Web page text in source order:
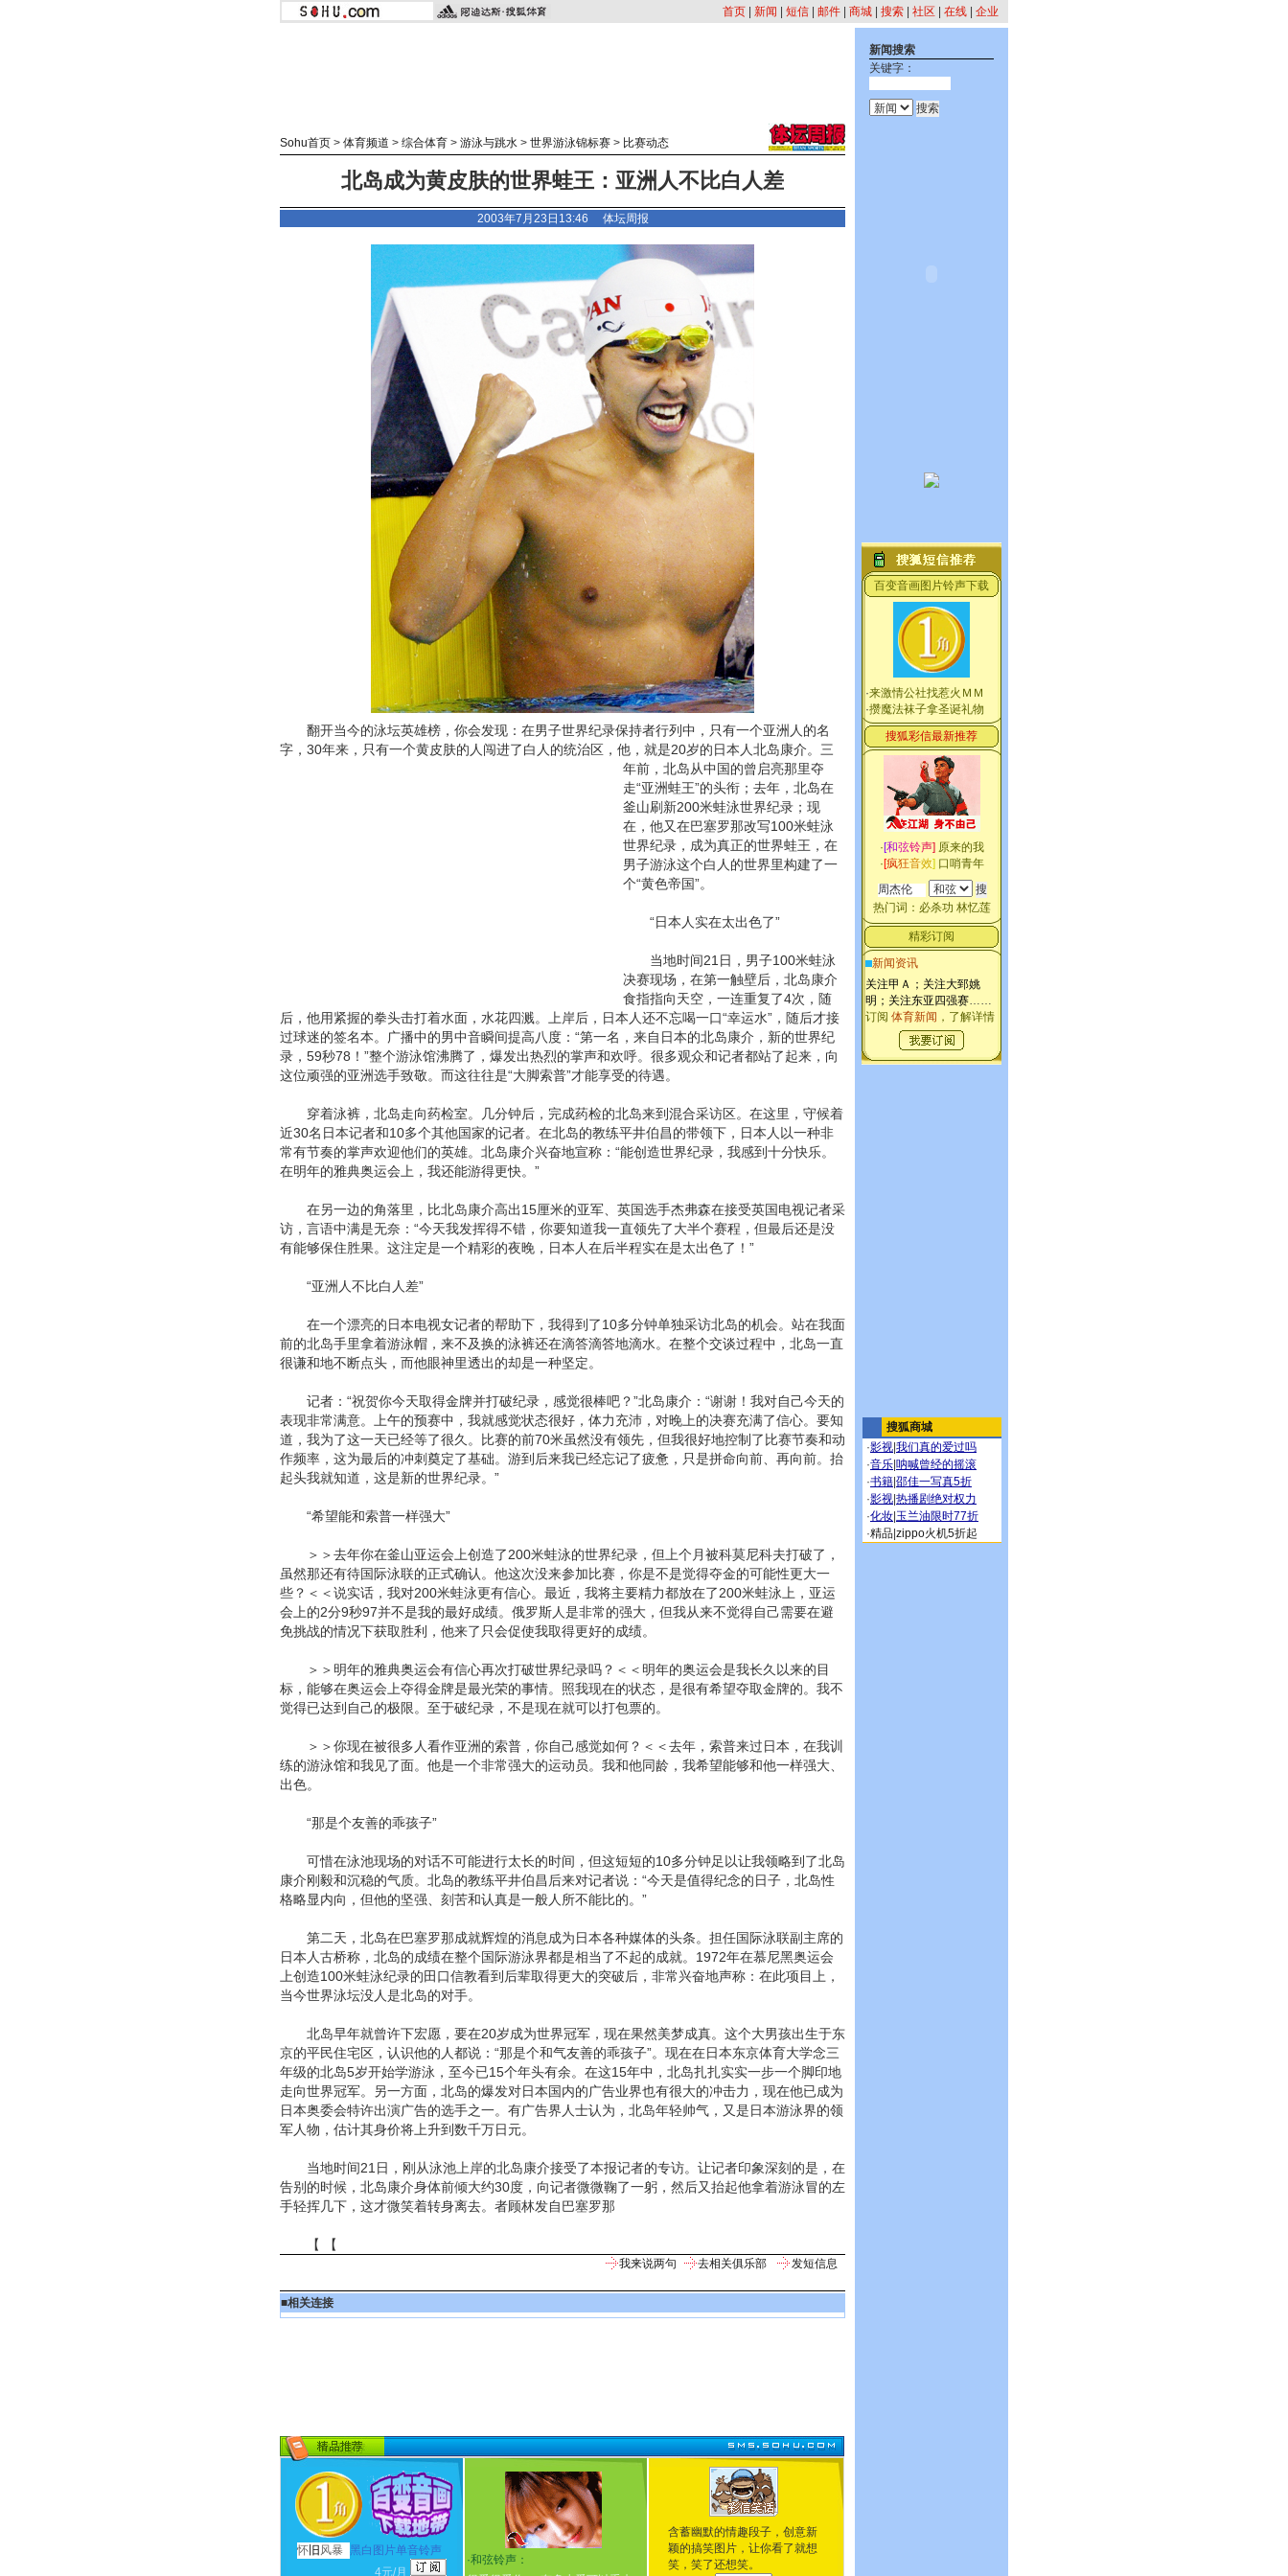
首页 新闻 短信 邮件 商城 搜索 社区 在线 企业
Sohu首页 > 体育频道 > 综合体育 > 游泳与跳水 > 世界游泳锦标赛 > 比赛动态
北岛成为黄皮肤的世界蛙王：亚洲人不比白人差
2003年7月23日13:46 体坛周报
翻开当今的泳坛英雄榜，你会发现：在男子世界纪录保持者行列中，只有一个亚洲人的名
字，30年来，只有一个黄皮肤的人闯进了白人的统治区，他，就是20岁的日本人北岛康介。 三
年前，北岛从中国的曾启亮那里夺
走“亚洲蛙王”的头衔；去年，北岛在
釜山刷新200米蛙泳世界纪录；现
在，他又在巴塞罗那改写100米蛙泳
世界纪录，成为真正的世界蛙王，在
男子游泳这个白人的世界里构建了一
个“黄色帝国”。
“日本人实在太出色了”
当地时间21日，男子100米蛙泳
决赛现场，在第一触壁后，北岛康介
食指指向天空，一连重复了4次，随
后，他用紧握的拳头击打着水面，水花四溅。上岸后，日本人还不忘喝一口“幸运水”，随后才接
过球迷的签名本。广播中的男中音瞬间提高八度：“第一名，来自日本的北岛康介，新的世界纪
录，59秒78！”整个游泳馆沸腾了，爆发出热烈的掌声和欢呼。很多观众和记者都站了起来，向
这位顽强的亚洲选手致敬。而这往往是“大脚索普”才能享受的待遇。
穿着泳裤，北岛走向药检室。几分钟后，完成药检的北岛来到混合采访区。在这里，守候着
近30名日本记者和10多个其他国家的记者。在北岛的教练平井伯昌的带领下，日本人以一种非
常有节奏的掌声欢迎他们的英雄。北岛康介兴奋地宣称：“能创造世界纪录，我感到十分快乐。
在明年的雅典奥运会上，我还能游得更快。”
在另一边的角落里，比北岛康介高出15厘米的亚军、英国选手杰弗森在接受英国电视记者采
访，言语中满是无奈：“今天我发挥得不错，你要知道我一直领先了大半个赛程，但最后还是没
有能够保住胜果。这注定是一个精彩的夜晚，日本人在后半程实在是太出色了！”
“亚洲人不比白人差”
在一个漂亮的日本电视女记者的帮助下，我得到了10多分钟单独采访北岛的机会。站在我面
前的北岛手里拿着游泳帽，来不及换的泳裤还在滴答滴答地滴水。在整个交谈过程中，北岛一直
很谦和地不断点头，而他眼神里透出的却是一种坚定。
记者：“祝贺你今天取得金牌并打破纪录，感觉很棒吧？”北岛康介：“谢谢！我对自己今天的
表现非常满意。上午的预赛中，我就感觉状态很好，体力充沛，对晚上的决赛充满了信心。要知
道，我为了这一天已经等了很久。比赛的前70米虽然没有领先，但我很好地控制了比赛节奏和动
作频率，这为最后的冲刺奠定了基础。游到后来我已经忘记了疲惫，只是拼命向前、再向前。抬
起头我就知道，这是新的世界纪录。”
“希望能和索普一样强大”
＞＞去年你在釜山亚运会上创造了200米蛙泳的世界纪录，但上个月被科莫尼科夫打破了，
虽然那还有待国际泳联的正式确认。他这次没来参加比赛，你是不是觉得夺金的可能性更大一
些？＜＜说实话，我对200米蛙泳更有信心。最近，我将主要精力都放在了200米蛙泳上，亚运
会上的2分9秒97并不是我的最好成绩。俄罗斯人是非常的强大，但我从来不觉得自己需要在避
免挑战的情况下获取胜利，他来了只会促使我取得更好的成绩。
＞＞明年的雅典奥运会有信心再次打破世界纪录吗？＜＜明年的奥运会是我长久以来的目
标，能够在奥运会上夺得金牌是最光荣的事情。照我现在的状态，是很有希望夺取金牌的。我不
觉得已达到自己的极限。至于破纪录，不是现在就可以打包票的。
＞＞你现在被很多人看作亚洲的索普，你自己感觉如何？＜＜去年，索普来过日本，在我训
练的游泳馆和我见了面。他是一个非常强大的运动员。我和他同龄，我希望能够和他一样强大、
出色。
“那是个友善的乖孩子”
可惜在泳池现场的对话不可能进行太长的时间，但这短短的10多分钟足以让我领略到了北岛
康介刚毅和沉稳的气质。北岛的教练平井伯昌后来对记者说：“今天是值得纪念的日子，北岛性
格略显内向，但他的坚强、刻苦和认真是一般人所不能比的。”
第二天，北岛在巴塞罗那成就辉煌的消息成为日本各种媒体的头条。担任国际泳联副主席的
日本人古桥称，北岛的成绩在整个国际游泳界都是相当了不起的成就。1972年在慕尼黑奥运会
上创造100米蛙泳纪录的田口信教看到后辈取得更大的突破后，非常兴奋地声称：在此项目上，
当今世界泳坛没人是北岛的对手。
北岛早年就曾许下宏愿，要在20岁成为世界冠军，现在果然美梦成真。这个大男孩出生于东
京的平民住宅区，认识他的人都说：“那是个和气友善的乖孩子”。现在在日本东京体育大学念三
年级的北岛5岁开始学游泳，至今已15个年头有余。在这15年中，北岛扎扎实实一步一个脚印地
走向世界冠军。另一方面，北岛的爆发对日本国内的广告业界也有很大的冲击力，现在他已成为
日本奥委会特许出演广告的选手之一。有广告界人士认为，北岛年轻帅气，又是日本游泳界的领
军人物，估计其身价将上升到数千万日元。
当地时间21日，刚从泳池上岸的北岛康介接受了本报记者的专访。让记者印象深刻的是，在
告别的时候，北岛康介身体前倾大约30度，向记者微微鞠了一躬，然后又抬起他拿着游泳冒的左
手轻挥几下，这才微笑着转身离去。者顾林发自巴塞罗那
【 【
我来说两句 去相关俱乐部 发短信息
■相关连接
怀 旧 风暴
黑白图片单音铃声
4元/月
·和弦铃声：
含蓄幽默的情趣段子，创意新
颖的搞笑图片，让你看了就想
笑，笑了还想笑。
新闻搜索
关键字：
百变音画图片铃声下载
·来激情公社找惹火ＭＭ
·攒魔法袜子拿圣诞礼物
搜狐彩信最新推荐
·[和弦铃声] 原来的我
·[疯狂音效] 口哨青年
热门词： 必杀功 林忆莲
精彩订阅
新闻资讯
关注甲Ａ；关注大郅姚
明；关注东亚四强赛……
订阅 体育新闻 ，了解详情
搜狐商城
·影视 我们真的爱过吗
·音乐 呐喊曾经的摇滚
·书籍 邵佳一写真5折
·影视 热播剧绝对权力
·化妆 玉兰油限时77折
·精品 zippo火机5折起